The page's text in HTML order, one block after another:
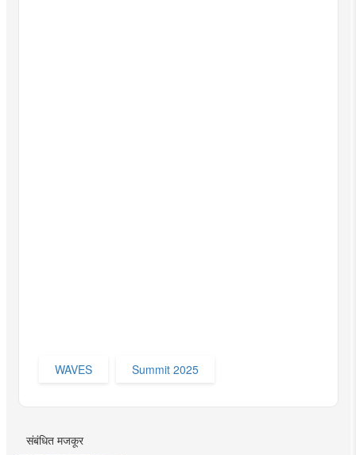
WAVES Summit 2025
संबंधित मजकूर